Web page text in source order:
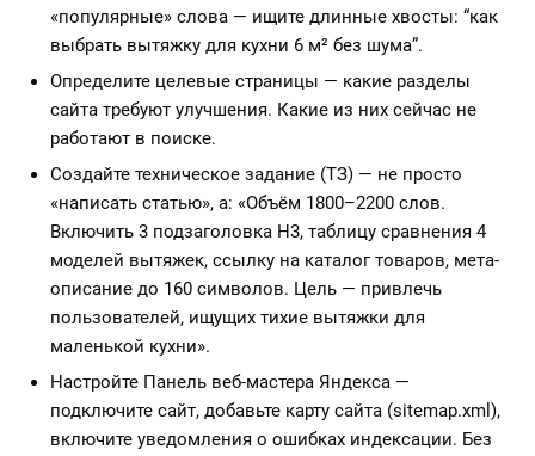
«популярные» слова — ищите длинные хвосты: “как
выбрать вытяжку для кухни 6 м² без шума”.
Определите целевые страницы — какие разделы
сайта требуют улучшения. Какие из них сейчас не
работают в поиске.
Создайте техническое задание (ТЗ) — не просто
«написать статью», а: «Объём 1800–2200 слов.
Включить 3 подзаголовка H3, таблицу сравнения 4
моделей вытяжек, ссылку на каталог товаров, мета-
описание до 160 символов. Цель — привлечь
пользователей, ищущих тихие вытяжки для
маленькой кухни».
Настройте Панель веб-мастера Яндекса —
подключите сайт, добавьте карту сайта (sitemap.xml),
включите уведомления о ошибках индексации. Без